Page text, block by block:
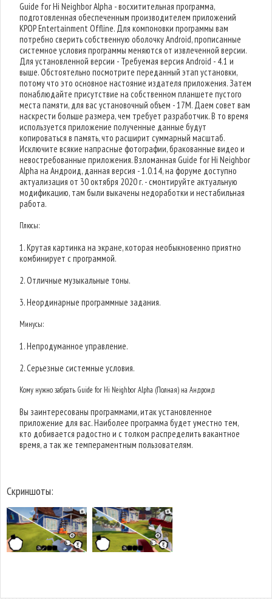
Guide for Hi Neighbor Alpha - восхитительная программа,
подготовленная обеспеченным производителем приложений
KPOP Entertainment Offline. Для компоновки программы вам
потребно сверить собственную оболочку Android, прописанные
системное условия программы меняются от извлеченной версии.
Для установленной версии - Требуемая версия Android - 4.1 и
выше. Обстоятельно посмотрите переданный этап установки,
потому что это основное настояние издателя приложения. Затем
понаблюдайте присутствие на собственном планшете пустого
места памяти, для вас установочный объем - 17M. Даем совет вам
наскрести больше размера, чем требует разработчик. В то время
используется приложение полученные данные будут
копироваться в память, что расширит суммарный масштаб.
Исключите всякие напрасные фотографии, бракованные видео и
невостребованные приложения. Взломанная Guide for Hi Neighbor
Alpha на Андроид, данная версия - 1.0.14, на форуме доступно
актуализация от 30 октября 2020 г. - смонтируйте актуальную
модификацию, там были выкачены недоработки и нестабильная
работа.
Плюсы:
1. Крутая картинка на экране, которая необыкновенно приятно
комбинирует с программой.
2. Отличные музыкальные тоны.
3. Неординарные программные задания.
Минусы:
1. Непродуманное управление.
2. Серьезные системные условия.
Кому нужно забрать Guide for Hi Neighbor Alpha (Полная) на Андроид
Вы заинтересованы программами, итак установленное
приложение для вас. Наиболее программа будет уместно тем,
кто добивается радостно и с толком распределить вакантное
время, а так же темпераментным пользователям.
Скриншоты: